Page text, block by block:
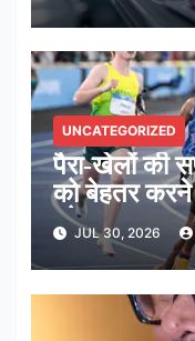
UNCATEGORIZED
पैरा-खेलों की
को बेहतर करने
कोचJUL 30, 2026